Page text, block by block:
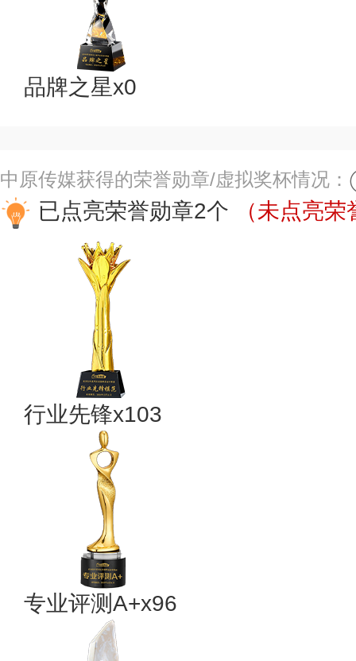
品牌之星x0
中原传媒获得的荣誉勋章/虚拟奖杯情况：
已点亮荣誉勋章2个 （未点亮
行业先锋x103
专业评测A+x96